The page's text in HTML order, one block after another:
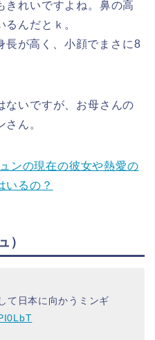
きれいですよね。鼻の高
んだとｋ。
が高く、小顔でまさに8
ないですが、お母さんの
ん。
ンの現在の彼女や熱愛の
いるの？
）
て日本に向かうミンギ